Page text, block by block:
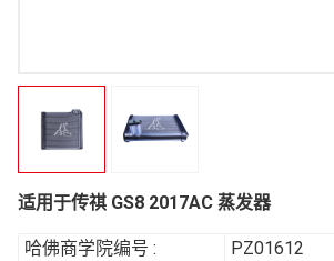
适用于传祺 GS8 2017AC 蒸发器
哈佛商学院编号 :
PZ01612